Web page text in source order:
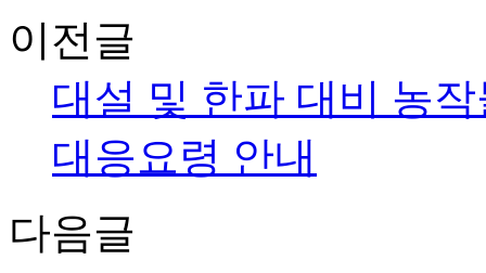
이전글
대설 및 한파 대비 농
대응요령 안내
다음글